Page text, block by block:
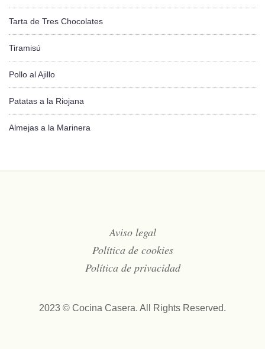
Tarta de Tres Chocolates
Tiramisú
Pollo al Ajillo
Patatas a la Riojana
Almejas a la Marinera
Aviso legal
Política de cookies
Política de privacidad
2023 © Cocina Casera. All Rights Reserved.